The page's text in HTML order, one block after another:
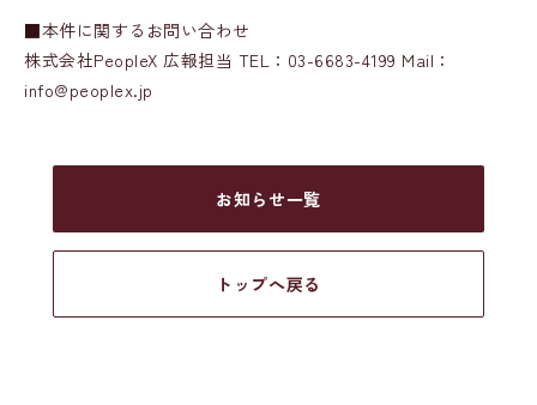
■本件に関するお問い合わせ
株式会社PeopleX 広報担当 TEL：03-6683-4199 Mail：
info@peoplex.jp
お知らせ一覧
トップへ戻る